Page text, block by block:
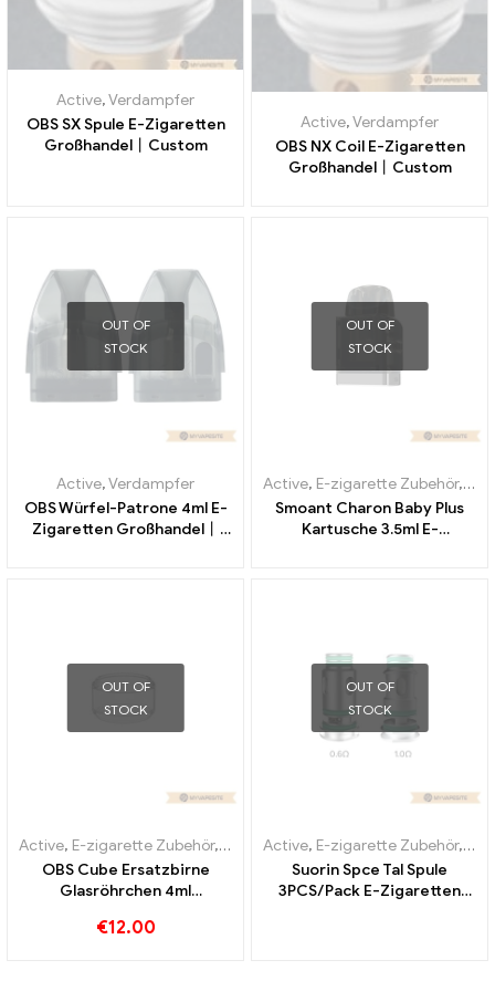
Active,Verdampfer
OBS SX Spule E-Zigaretten
Großhandel丨Custom
Active,Verdampfer
OBS NX Coil E-Zigaretten
Großhandel丨Custom
OUT OF
STOCK
Active,Verdampfer
OBS Würfel-Patrone 4ml E-
Zigaretten Großhandel丨
OUT OF
STOCK
Active, E-zigarette Zubehör,
Smoant Charon Baby Plus
Kartusche 3.5ml E-
OUT OF
STOCK
Active, E-zigarette Zubehör, Verdampfer
OBS Cube Ersatzbirne
Glasröhrchen 4ml
Großhandel丨Custom
€12.00
OUT OF
STOCK
Active, E-zigarette Zubehör,
Suorin Spce Tal Spule
3PCS/Pack E-Zigaretten